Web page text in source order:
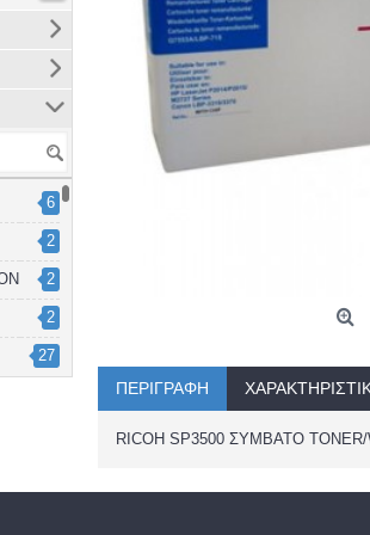
6
2
2
2
27
ΠΕΡΙΓΡΑΦΉ
RICOH SP3500 ΣΥΜΒΑΤΟ TONER/